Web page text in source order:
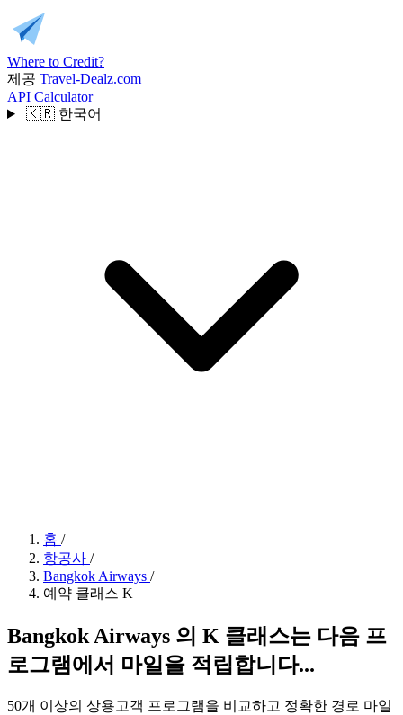
Where to Credit?
제공 Travel-Dealz.com
API Calculator
🇰🇷 한국어
홈 /
항공사 /
Bangkok Airways /
예약 클래스 K
Bangkok Airways 의 K 클래스는 다음 프
로그램에서 마일을 적립합니다...
50개 이상의 상용고객 프로그램을 비교하고 정확한 경로 마일